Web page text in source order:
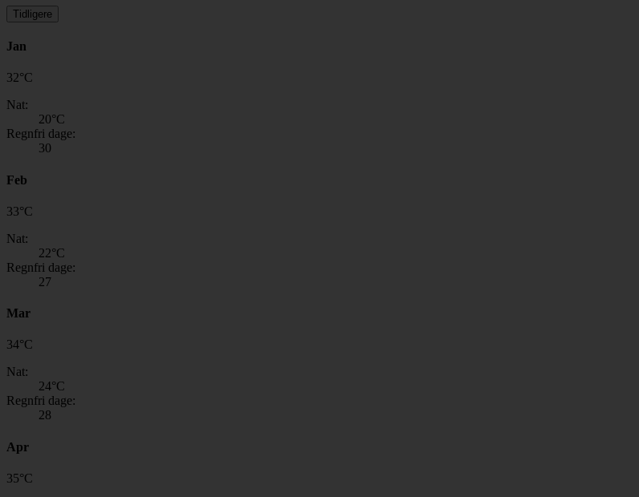
Tidligere
Jan
32°C
Nat:
20°C
Regnfri dage:
30
Feb
33°C
Nat:
22°C
Regnfri dage:
27
Mar
34°C
Nat:
24°C
Regnfri dage:
28
Apr
35°C